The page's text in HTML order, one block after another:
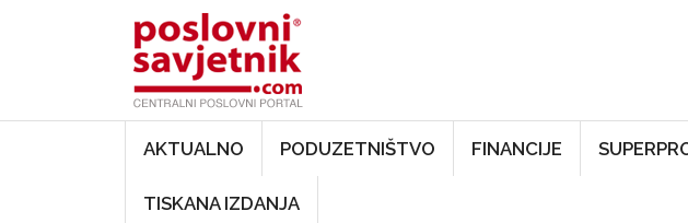
AKTUALNO PODUZETNIŠTVO FINANCIJE
TISKANA IZDANJA